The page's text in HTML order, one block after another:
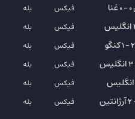
0 - 0 غنا فیکس بله
انگلیس فیکس بله
2 - 1 کنگو فیکس بله
انگلیس فیکس بله
انگلیس فیکس بله
آرژانتین فیکس بله